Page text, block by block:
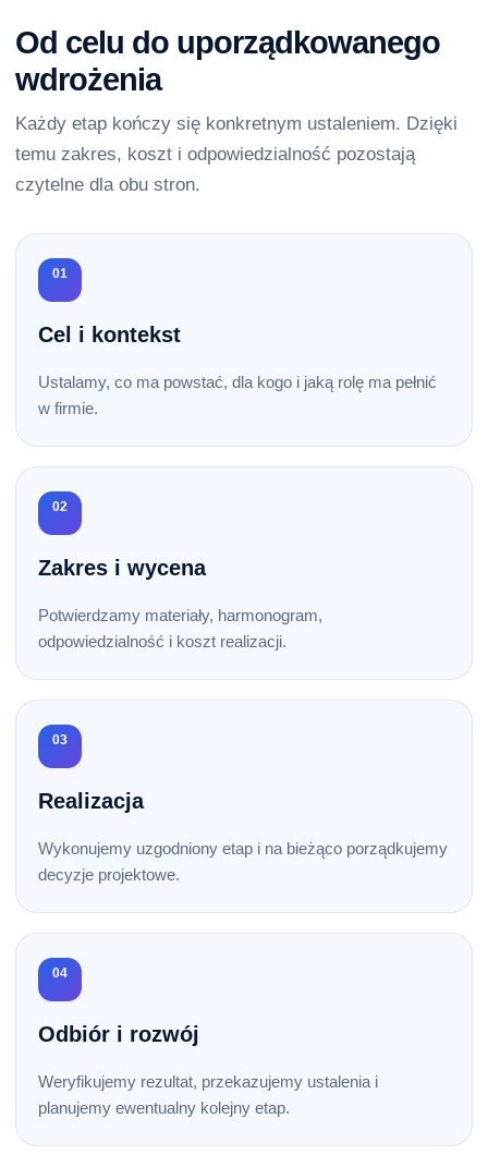
Od celu do uporządkowanego
wdrożenia
Każdy etap kończy się konkretnym ustaleniem. Dzięki
temu zakres, koszt i odpowiedzialność pozostają
czytelne dla obu stron.
01
Cel i kontekst
Ustalamy, co ma powstać, dla kogo i jaką rolę ma pełnić
w firmie.
02
Zakres i wycena
Potwierdzamy materiały, harmonogram,
odpowiedzialność i koszt realizacji.
03
Realizacja
Wykonujemy uzgodniony etap i na bieżąco porządkujemy
decyzje projektowe.
04
Odbiór i rozwój
Weryfikujemy rezultat, przekazujemy ustalenia i
planujemy ewentualny kolejny etap.